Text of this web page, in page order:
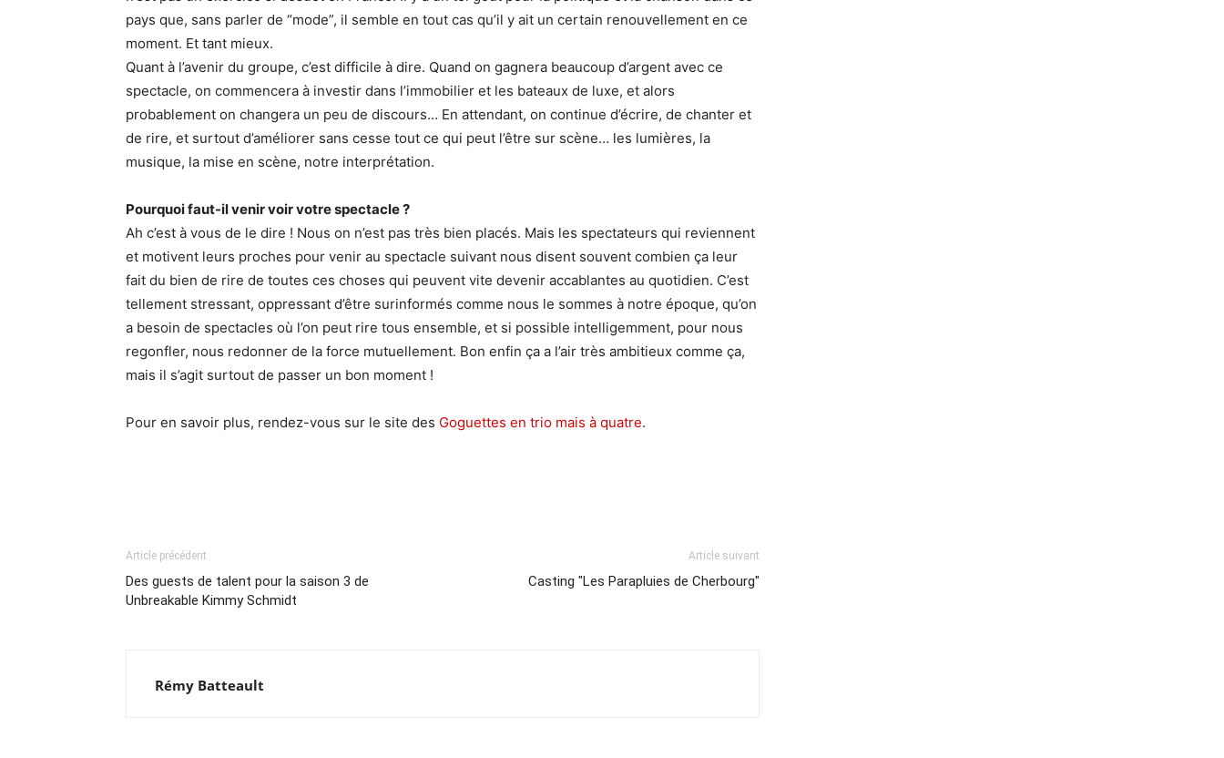
pays que, sans parler de “mode”, il semble en tout cas qu’il y ait un certain renouvellement en ce
moment. Et tant mieux.
Quant à l’avenir du groupe, c’est difficile à dire. Quand on gagnera beaucoup d’argent avec ce
spectacle, on commencera à investir dans l’immobilier et les bateaux de luxe, et alors
probablement on changera un peu de discours… En attendant, on continue d’écrire, de chanter et
de rire, et surtout d’améliorer sans cesse tout ce qui peut l’être sur scène… les lumières, la
musique, la mise en scène, notre interprétation.
Pourquoi faut-il venir voir votre spectacle ?
Ah c’est à vous de le dire ! Nous on n’est pas très bien placés. Mais les spectateurs qui reviennent
et motivent leurs proches pour venir au spectacle suivant nous disent souvent combien ça leur
fait du bien de rire de toutes ces choses qui peuvent vite devenir accablantes au quotidien. C’est
tellement stressant, oppressant d’être surinformés comme nous le sommes à notre époque, qu’on
a besoin de spectacles où l’on peut rire tous ensemble, et si possible intelligemment, pour nous
regonfler, nous redonner de la force mutuellement. Bon enfin ça a l’air très ambitieux comme ça,
mais il s’agit surtout de passer un bon moment !
Pour en savoir plus, rendez-vous sur le site des Goguettes en trio mais à quatre.
Article précédent
Des guests de talent pour la saison 3 de
Unbreakable Kimmy Schmidt
Article suivant
Casting "Les Parapluies de Cherbourg"
Rémy Batteault